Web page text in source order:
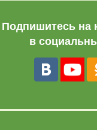
Подпишитесь на
в